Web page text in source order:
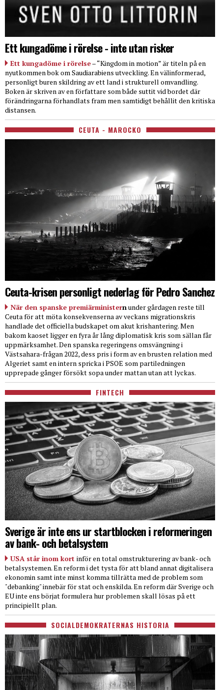
Ett kungadöme i rörelse - inte utan risker
Ett kungadöme i rörelse– “Kingdom in motion” är titeln på en
nyutkommen bok om Saudiarabiens utveckling. En välinformerad,
personligt buren skildring av ett land i strukturell omvandling.
Boken är skriven av en författare som både suttit vid bordet där
förändringarna förhandlats fram men samtidigt behållit den kritiska
distansen.
CEUTA - MAROCKO
Ceuta-krisen personligt nederlag för Pedro Sanchez
När den spanske premiärministernunder gårdagen reste till
Ceuta för att möta konsekvenserna av veckans migrationskris
handlade det officiella budskapet om akut krishantering. Men
bakom kaoset ligger en fyra år lång diplomatisk kris som sällan får
uppmärksamhet. Den spanska regeringens omsvängning i
Västsahara-frågan 2022, dess pris i form av en brusten relation med
Algeriet samt en intern spricka i PSOE som partiledningen
upprepade gånger försökt sopa under mattan utan att lyckas.
FINTECH
Sverige är inte ens ur startblocken i reformeringen
av bank- och betalsystem
USA står inom kort inför en total omstrukturering av bank- och
betalsystemen. En reform i det tysta för att bland annat digitalisera
ekonomin samt inte minst komma tillrätta med de problem som
"debanking" innebär för stat och enskilda. En reform där Sverige och
EU inte ens börjat formulera hur problemen skall lösas på ett
principiellt plan.
SOCIALDEMOKRATERNAS HISTORIA